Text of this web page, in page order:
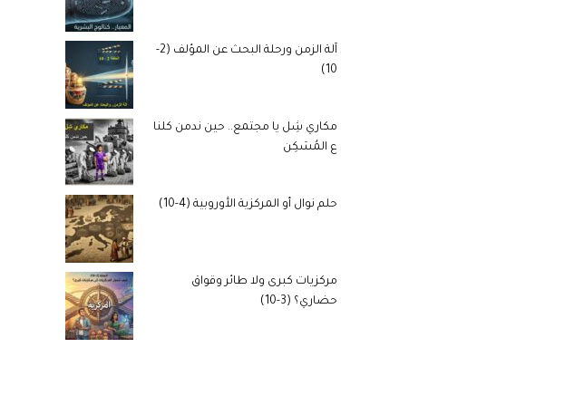
آلة الزمن ورحلة البحث عن المؤلف (2-
10)
مكاري شِل يا مجتمع.. حين ندمن كلنا
ع المُسَكِن
حلم نوال أو المركزية الأوروبية (4-10)
مركزيات كبرى ولا طائر وقواق
حضاري؟ (3-10)